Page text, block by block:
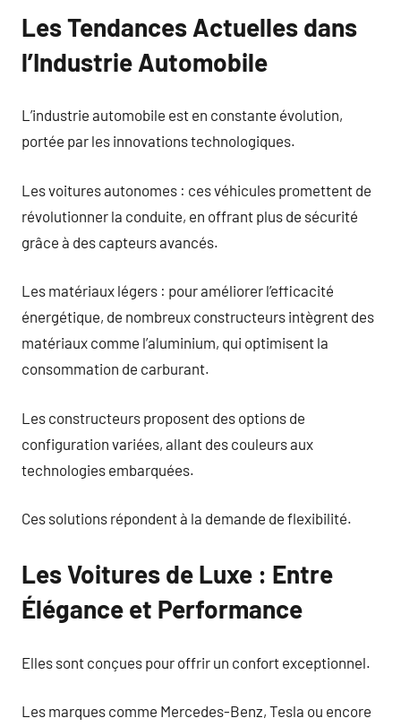
Les Tendances Actuelles dans
l’Industrie Automobile
L’industrie automobile est en constante évolution,
portée par les innovations technologiques.
Les voitures autonomes : ces véhicules promettent de
révolutionner la conduite, en offrant plus de sécurité
grâce à des capteurs avancés.
Les matériaux légers : pour améliorer l’efficacité
énergétique, de nombreux constructeurs intègrent des
matériaux comme l’aluminium, qui optimisent la
consommation de carburant.
Les constructeurs proposent des options de
configuration variées, allant des couleurs aux
technologies embarquées.
Ces solutions répondent à la demande de flexibilité.
Les Voitures de Luxe : Entre
Élégance et Performance
Elles sont conçues pour offrir un confort exceptionnel.
Les marques comme Mercedes-Benz, Tesla ou encore